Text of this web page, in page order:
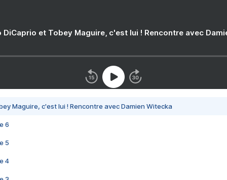
DiCaprio et Tobey Maguire, c'est lui ! Rencontre avec
Maguire, c'est lui ! Rencontre avec Damien Witecka
6
5
4